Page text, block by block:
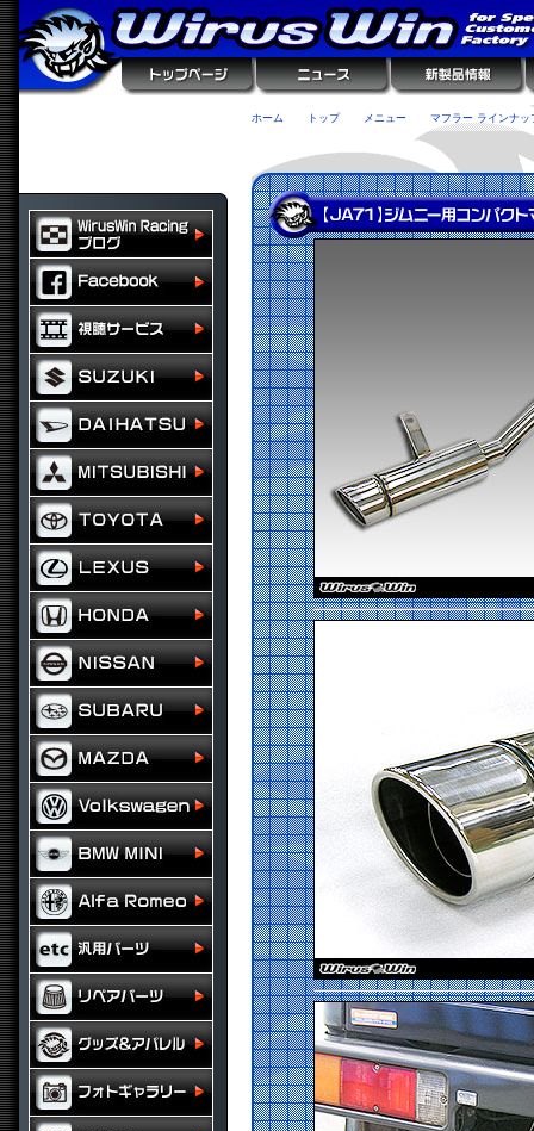
ホーム トップ メニュー マフラー ラインナッ